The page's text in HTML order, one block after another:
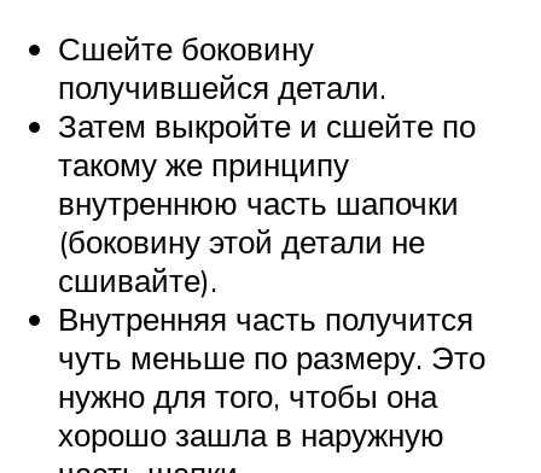
Сшейте боковину
получившейся детали.
Затем выкройте и сшейте по
такому же принципу
внутреннюю часть шапочки
(боковину этой детали не
сшивайте).
Внутренняя часть получится
чуть меньше по размеру. Это
нужно для того, чтобы она
хорошо зашла в наружную